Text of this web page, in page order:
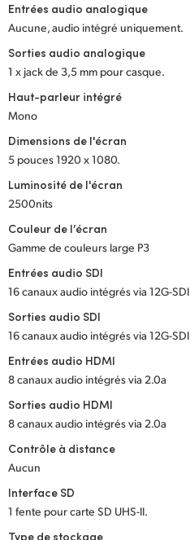
Ukraine
Entrées audio analogique
Aucune, audio intégré uniquement.
Sorties audio analogique
1 x jack de 3,5 mm pour casque.
Haut-parleur intégré
Mono
Dimensions de l'écran
5 pouces 1920 x 1080.
Luminosité de l'écran
2500nits
Couleur de l’écran
Gamme de couleurs large P3
Entrées audio SDI
16 canaux audio intégrés via 12G-SDI
Sorties audio SDI
16 canaux audio intégrés via 12G-SDI
Entrées audio HDMI
8 canaux audio intégrés via 2.0a
Sorties audio HDMI
8 canaux audio intégrés via 2.0a
Contrôle à distance
Aucun
Interface SD
1 fente pour carte SD UHS-II.
Type de stockage